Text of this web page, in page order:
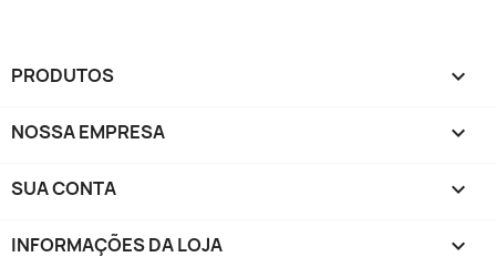
PRODUTOS 
NOSSA EMPRESA 
SUA CONTA 
INFORMAÇÕES DA LOJA keyboard_arrow_down